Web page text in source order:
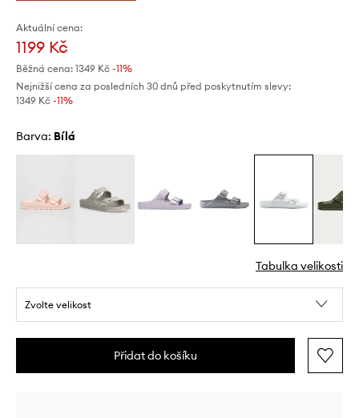
Aktuální cena:
1199 Kč
Běžná cena: 1349 Kč -11%
Nejnižší cena za posledních 30 dnů před poskytnutím slevy:
1349 Kč -11%
Barva: bílá
Tabulka velikosti
Zvolte velikost
Přidat do košíku